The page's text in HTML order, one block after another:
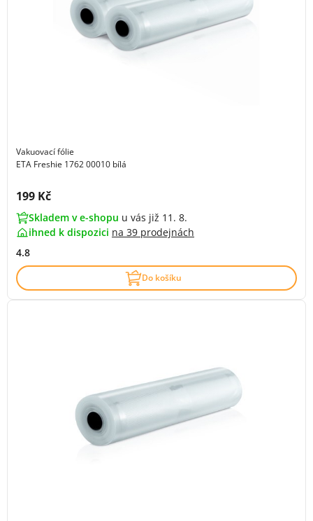
Vakuovací fólie
ETA Freshie 1762 00010 bílá
Cena s DPH:
199 Kč
Skladem v e-shopu u vás již 11. 8.
ihned k dispozici na 39 prodejnách
4.8
Do košíku